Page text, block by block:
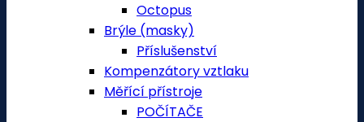
Octopus
Brýle (masky)
Příslušenství
Kompenzátory vztlaku
Měřící přístroje
POČÍTAČE